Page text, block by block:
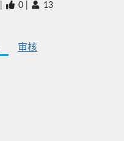
0 13
审核